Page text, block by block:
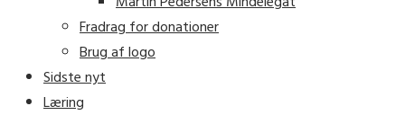
Fradrag for donationer
Brug af logo
Sidste nyt
Læring